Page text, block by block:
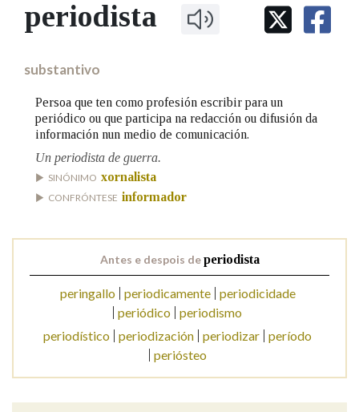
IDENTIDADE CORPORATIVA
MARCIAL DEL ADALID
FIGURAS HOMENAXEADAS
PRIMAVERA DAS LETRAS
PORTAL DAS PALABRAS
Facebook
TwitterYoutubeInstagram
Bluesky
BUSCAR NOS LEMAS
Remata por
Contén
Nas definicións
Nos exemplos
Na fraseoloxía
periodista
substantivo
Persoa que ten como profesión escribir para un
periódico ou que participa na redacción ou difusión da
información nun medio de comunicación.
Un periodista de guerra.
SINÓNIMO xornalista
CONFRÓNTESE informador
Antes e despois deperiodista
peringallo periodicamente
periodicidade
periódico periodismo
periodístico periodización periodizar período
periósteo